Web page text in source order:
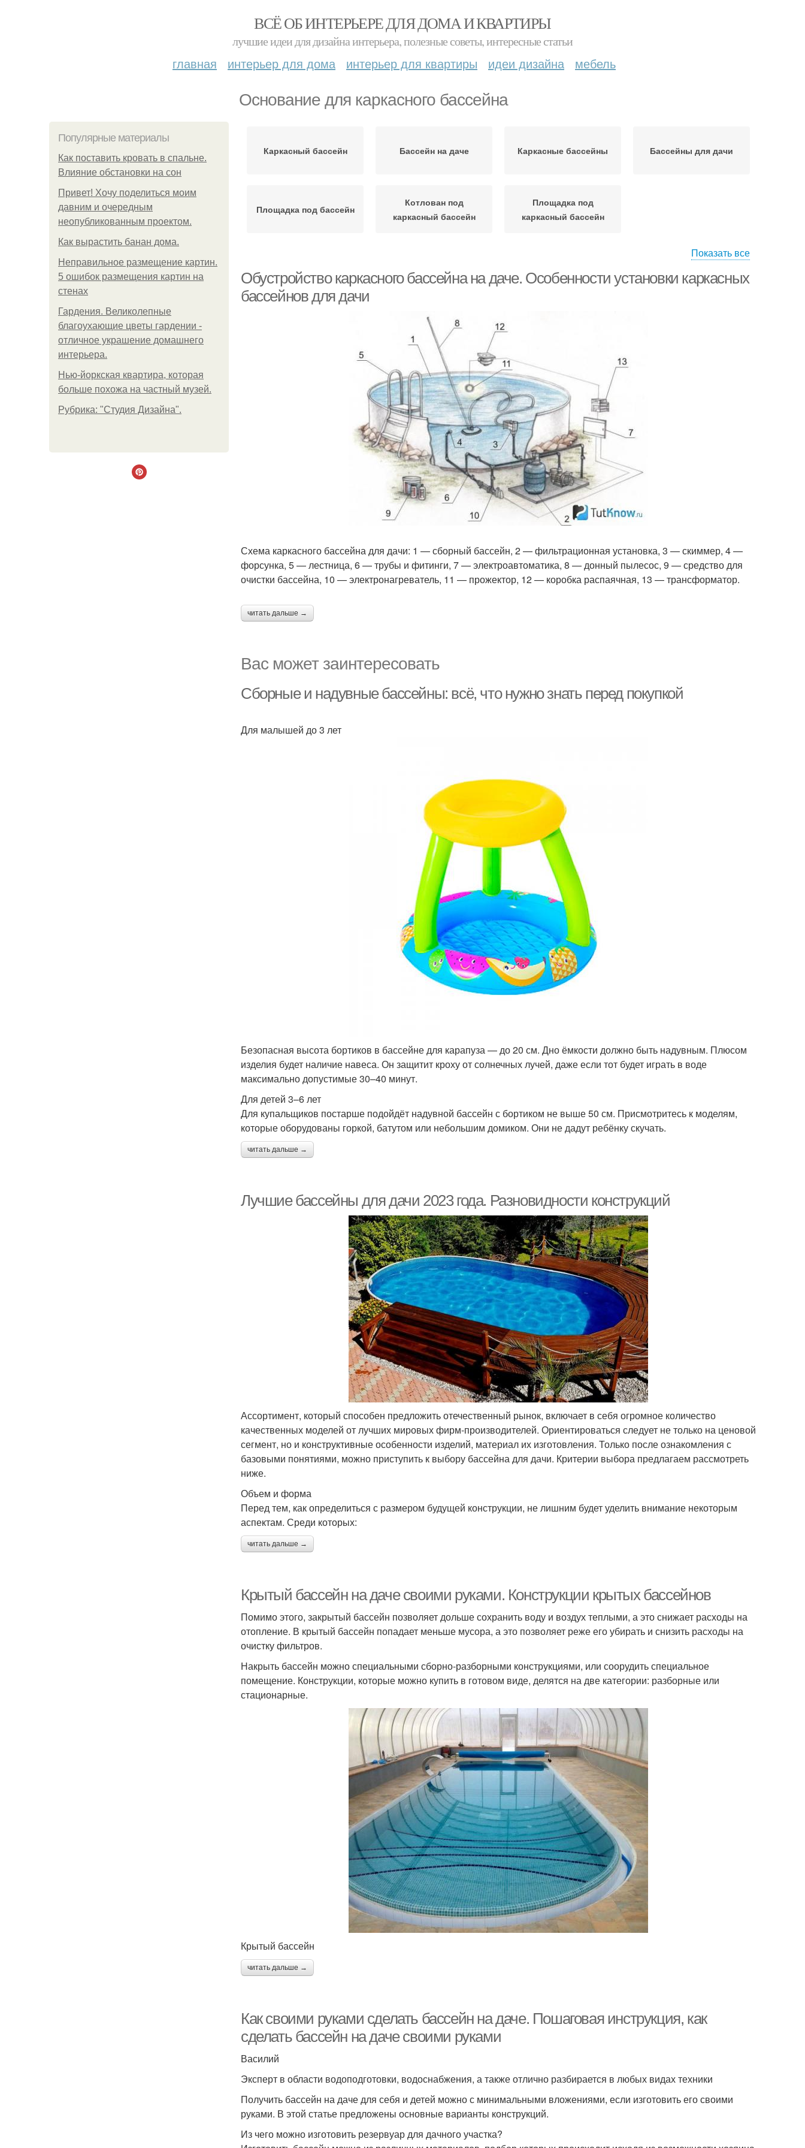
ВСЁ ОБ ИНТЕРЬЕРЕ ДЛЯ ДОМА И КВАРТИРЫ
лучшие идеи для дизайна интерьера, полезные советы, интересные статьи
главная интерьер для дома интерьер для квартиры идеи дизайна мебель
Основание для каркасного бассейна
Популярные материалы
Как поставить кровать в спальне.
Влияние обстановки на сон
Привет! Хочу поделиться моим
давним и очередным
неопубликованным проектом.
Как вырастить банан дома.
Неправильное размещение картин.
5 ошибок размещения картин на
стенах
Гардения. Великолепные
благоухающие цветы гардении -
отличное украшение домашнего
интерьера.
Нью-йоркская квартира, которая
больше похожа на частный музей.
Рубрика: "Студия Дизайна".
Каркасный бассейн Бассейн на даче Каркасные бассейны Бассейны для дачи
Площадка под бассейн
Котлован под
каркасный бассейн
Площадка под
каркасный бассейн
Показать все
Обустройство каркасного бассейна на даче. Особенности установки каркасных
бассейнов для дачи
Схема каркасного бассейна для дачи: 1 — сборный бассейн, 2 — фильтрационная установка, 3 — скиммер, 4 —
форсунка, 5 — лестница, 6 — трубы и фитинги, 7 — электроавтоматика, 8 — донный пылесос, 9 — средство для
очистки бассейна, 10 — электронагреватель, 11 — прожектор, 12 — коробка распаячная, 13 — трансформатор.
читать дальше →
Вас может заинтересовать
Сборные и надувные бассейны: всё, что нужно знать перед покупкой
Для малышей до 3 лет
Безопасная высота бортиков в бассейне для карапуза — до 20 см. Дно ёмкости должно быть надувным. Плюсом
изделия будет наличие навеса. Он защитит кроху от солнечных лучей, даже если тот будет играть в воде
максимально допустимые 30–40 минут.
Для детей 3–6 лет
Для купальщиков постарше подойдёт надувной бассейн с бортиком не выше 50 см. Присмотритесь к моделям,
которые оборудованы горкой, батутом или небольшим домиком. Они не дадут ребёнку скучать.
читать дальше →
Лучшие бассейны для дачи 2023 года. Разновидности конструкций
Ассортимент, который способен предложить отечественный рынок, включает в себя огромное количество
качественных моделей от лучших мировых фирм-производителей. Ориентироваться следует не только на ценовой
сегмент, но и конструктивные особенности изделий, материал их изготовления. Только после ознакомления с
базовыми понятиями, можно приступить к выбору бассейна для дачи. Критерии выбора предлагаем рассмотреть
ниже.
Объем и форма
Перед тем, как определиться с размером будущей конструкции, не лишним будет уделить внимание некоторым
аспектам. Среди которых:
читать дальше →
Крытый бассейн на даче своими руками. Конструкции крытых бассейнов
Помимо этого, закрытый бассейн позволяет дольше сохранить воду и воздух теплыми, а это снижает расходы на
отопление. В крытый бассейн попадает меньше мусора, а это позволяет реже его убирать и снизить расходы на
очистку фильтров.
Накрыть бассейн можно специальными сборно-разборными конструкциями, или соорудить специальное
помещение. Конструкции, которые можно купить в готовом виде, делятся на две категории: разборные или
стационарные.
Крытый бассейн
читать дальше →
Как своими руками сделать бассейн на даче. Пошаговая инструкция, как
сделать бассейн на даче своими руками
Василий
Эксперт в области водоподготовки, водоснабжения, а также отлично разбирается в любых видах техники
Получить бассейн на даче для себя и детей можно с минимальными вложениями, если изготовить его своими
руками. В этой статье предложены основные варианты конструкций.
Из чего можно изготовить резервуар для дачного участка?